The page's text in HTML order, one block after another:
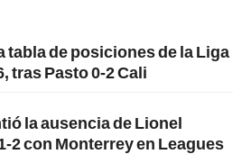
tabla de posiciones de la Liga
tras Pasto 0-2 Cali
la ausencia de Lionel
2 con Monterrey en Leagues